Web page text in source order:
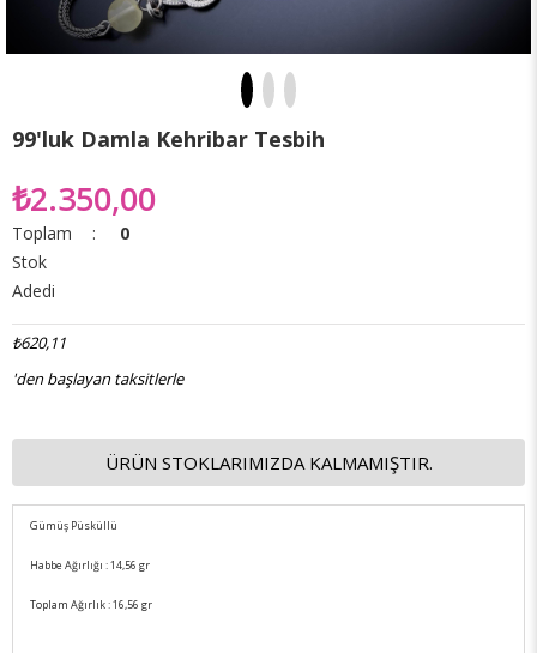
99'luk Damla Kehribar Tesbih
₺2.350,00
Toplam
Stok
Adedi
: 0
₺620,11
'den başlayan taksitlerle
ÜRÜN STOKLARIMIZDA KALMAMIŞTIR.
Gümüş Püsküllü
Habbe Ağırlığı : 14,56 gr
Toplam Ağırlık : 16,56 gr